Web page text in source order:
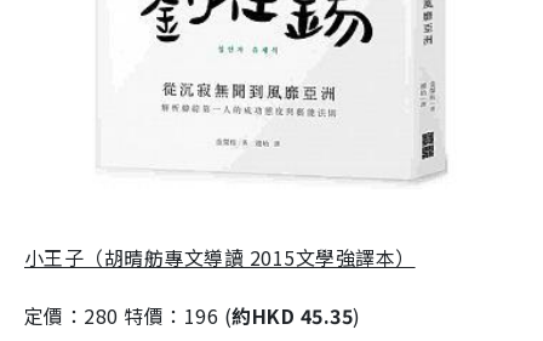
小王子（胡晴舫專文導讀 2015文學強譯本）
定價：280 特價：196 (約HKD 45.35)